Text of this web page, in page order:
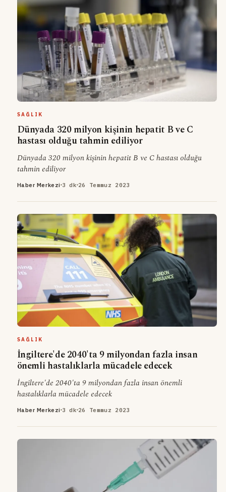
SAĞLIK
Dünyada 320 milyon kişinin hepatit B ve C
hastası olduğu tahmin ediliyor
Dünyada 320 milyon kişinin hepatit B ve C hastası olduğu
tahmin ediliyor
Haber Merkezi 3 dk 26 Temmuz 2023
SAĞLIK
İngiltere'de 2040'ta 9 milyondan fazla insan
önemli hastalıklarla mücadele edecek
İngiltere'de 2040'ta 9 milyondan fazla insan önemli
hastalıklarla mücadele edecek
Haber Merkezi 3 dk 26 Temmuz 2023